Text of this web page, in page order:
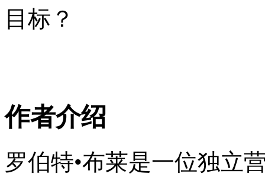
目标？
作者介绍
罗伯特•布莱是一位独立